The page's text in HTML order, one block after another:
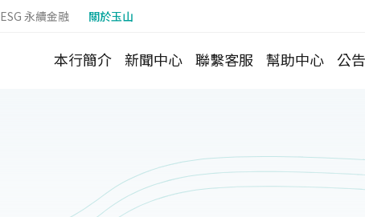
ESG 永續金融 關於玉山
本行簡介 新聞中心 聯繫客服 幫助中心 公